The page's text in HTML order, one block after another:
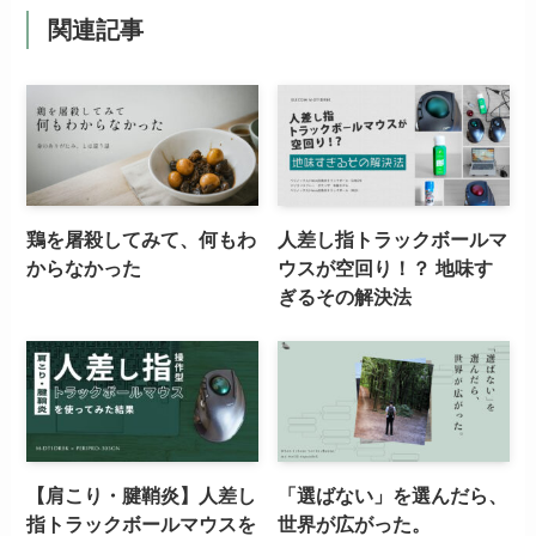
関連記事
鶏を屠殺してみて、何もわ
からなかった
人差し指トラックボールマ
ウスが空回り！？ 地味す
ぎるその解決法
【肩こり・腱鞘炎】人差し
指トラックボールマウスを
「選ばない」を選んだら、
世界が広がった。